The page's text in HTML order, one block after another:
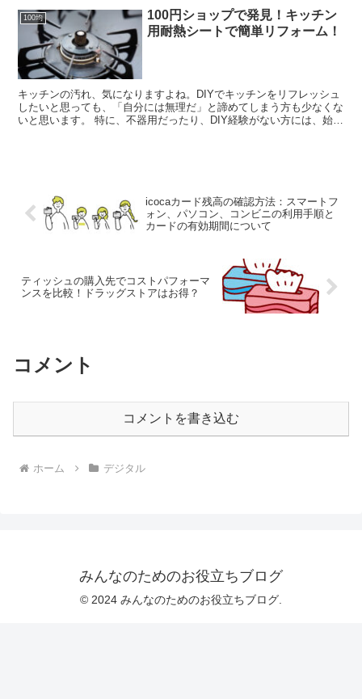
100均
100円ショップで発見！キッチン
用耐熱シートで簡単リフォーム！
キッチンの汚れ、気になりますよね。DIYでキッチンをリフレッシュ
したいと思っても、「自分には無理だ」と諦めてしまう方も少なくな
いと思います。 特に、不器用だったり、DIY経験がない方には、始め
icocaカード残高の確認方法：スマートフ
ォン、パソコン、コンビニの利用手順と
カードの有効期間について
ティッシュの購入先でコストパフォーマ
ンスを比較！ドラッグストアはお得？
コメント
コメントを書き込む
ホーム デジタル
みんなのためのお役立ちブログ
© 2024 みんなのためのお役立ちブログ.